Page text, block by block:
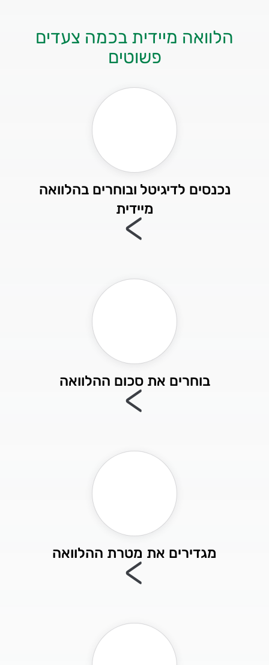
הלוואה מיידית בכמה צעדים
פשוטים
נכנסים לדיגיטל ובוחרים בהלוואה
מיידית
>
בוחרים את סכום ההלוואה
>
מגדירים את מטרת ההלוואה
>